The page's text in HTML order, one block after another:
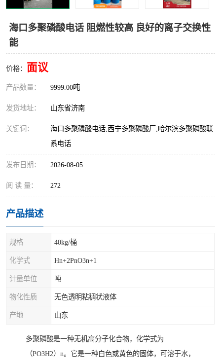
海口多聚磷酸电话 阻燃性较高 良好的离子交换性
能
价格： 面议
产品数量： 9999.00吨
发货地址： 山东省济南
关键词：
海口多聚磷酸电话,西宁多聚磷酸厂,哈尔滨多聚磷酸联
系电话
发布日期： 2026-08-05
阅 读 量： 272
产品描述
规格 40kg/桶
化学式 Hn+2PnO3n+1
计量单位 吨
物化性质 无色透明粘稠状液体
产地 山东
多聚磷酸是一种无机高分子化合物，化学式为
（PO3H2）n。它是一种白色或黄色的固体，可溶于水，
叔丁基苯
醛类
酯类
水处理助剂